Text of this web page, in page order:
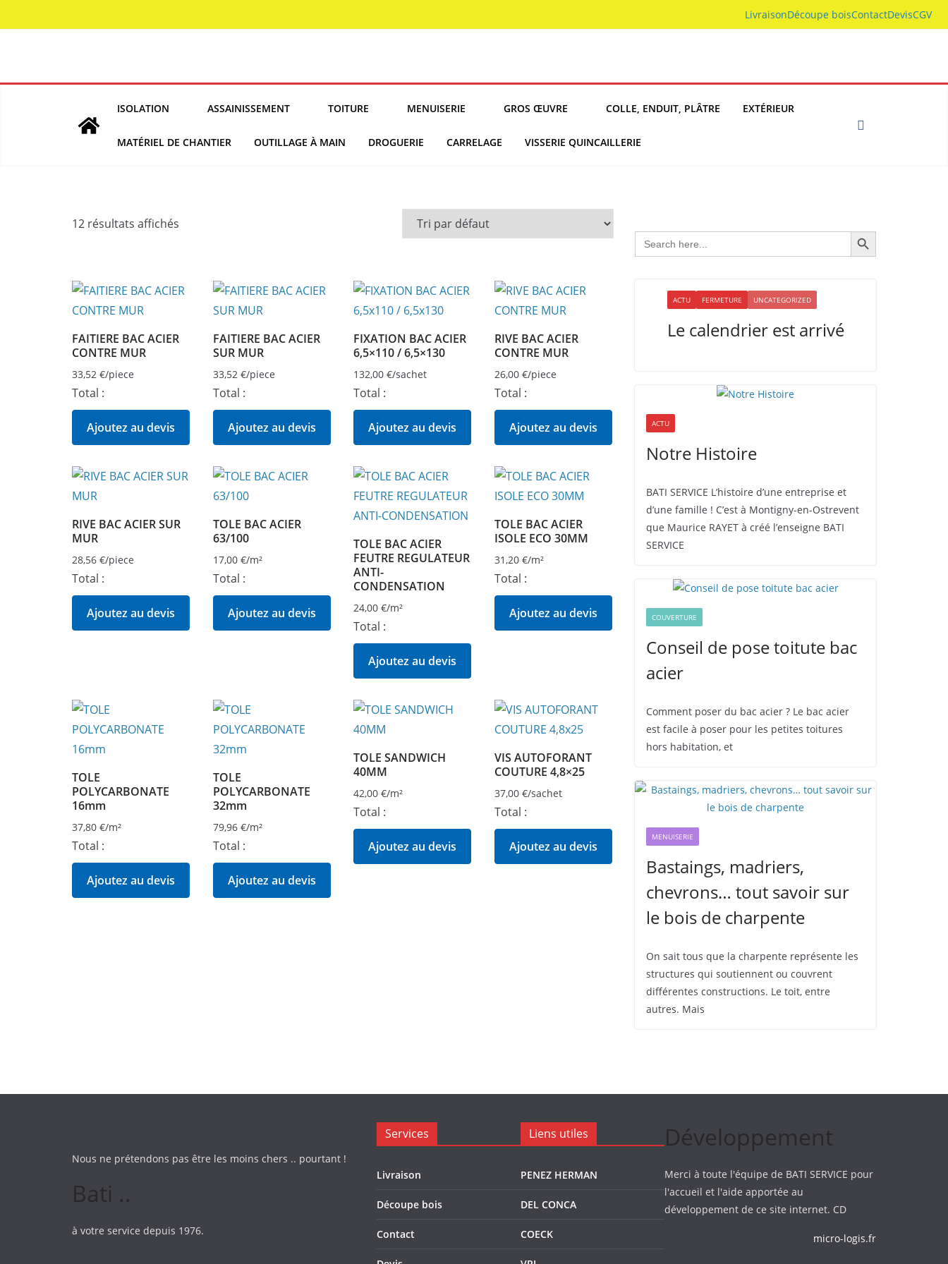
to
LivraisonDécoupe boisContactDevisCGV
ISOLATION ASSAINISSEMENT TOITURE MENUISERIE GROS ŒUVRE COLLE, ENDUIT, PLÂTRE EXTÉRIEUR
MATÉRIEL DE CHANTIER OUTILLAGE À MAIN DROGUERIE CARRELAGE VISSERIE QUINCAILLERIE
12 résultats affichés
FAITIERE BAC ACIER
CONTRE MUR
33,52 €/piece
Total :
Ajoutez au devis
FAITIERE BAC ACIER
SUR MUR
33,52 €/piece
Total :
Ajoutez au devis
FIXATION BAC ACIER
6,5×110 / 6,5×130
132,00 €/sachet
Total :
Ajoutez au devis
RIVE BAC ACIER
CONTRE MUR
26,00 €/piece
Total :
Ajoutez au devis
RIVE BAC ACIER SUR
MUR
28,56 €/piece
Total :
Ajoutez au devis
TOLE BAC ACIER
63/100
17,00 €/m²
Total :
Ajoutez au devis
TOLE BAC ACIER
FEUTRE REGULATEUR
ANTI-
CONDENSATION
24,00 €/m²
Total :
Ajoutez au devis
TOLE BAC ACIER
ISOLE ECO 30MM
31,20 €/m²
Total :
Ajoutez au devis
TOLE
POLYCARBONATE
16mm
37,80 €/m²
Total :
Ajoutez au devis
TOLE
POLYCARBONATE
32mm
79,96 €/m²
Total :
Ajoutez au devis
TOLE SANDWICH
40MM
42,00 €/m²
Total :
Ajoutez au devis
VIS AUTOFORANT
COUTURE 4,8×25
37,00 €/sachet
Total :
Ajoutez au devis
Search
for:
Search Button
ACTU FERMETURE UNCATEGORIZED
Le calendrier est arrivé
ACTU
Notre Histoire
BATI SERVICE L’histoire d’une entreprise et
d’une famille ! C’est à Montigny-en-Ostrevent
que Maurice RAYET à créé l’enseigne BATI
SERVICE
COUVERTURE
Conseil de pose toitute bac
acier
Comment poser du bac acier ? Le bac acier
est facile à poser pour les petites toitures
hors habitation, et
MENUISERIE
Bastaings, madriers,
chevrons… tout savoir sur
le bois de charpente
On sait tous que la charpente représente les
structures qui soutiennent ou couvrent
différentes constructions. Le toit, entre
autres. Mais
Nous ne prétendons pas être les moins chers .. pourtant !
Bati ..
à votre service depuis 1976.
Services
Livraison
Découpe bois
Contact
Liens utiles
PENEZ HERMAN
DEL CONCA
COECK
Développement
Merci à toute l'équipe de BATI SERVICE pour
l'accueil et l'aide apportée au
développement de ce site internet. CD
micro-logis.fr